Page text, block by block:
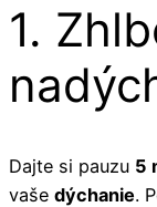
1.
Dajte si pauzu 5
vaše dýchanie.